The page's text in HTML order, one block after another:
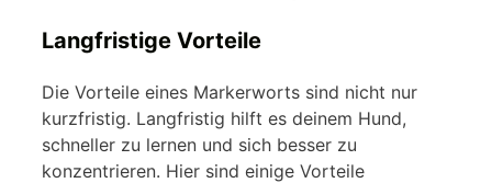
Langfristige Vorteile
Die Vorteile eines Markerworts sind nicht nur
kurzfristig. Langfristig hilft es deinem Hund,
schneller zu lernen und sich besser zu
konzentrieren. Hier sind einige Vorteile